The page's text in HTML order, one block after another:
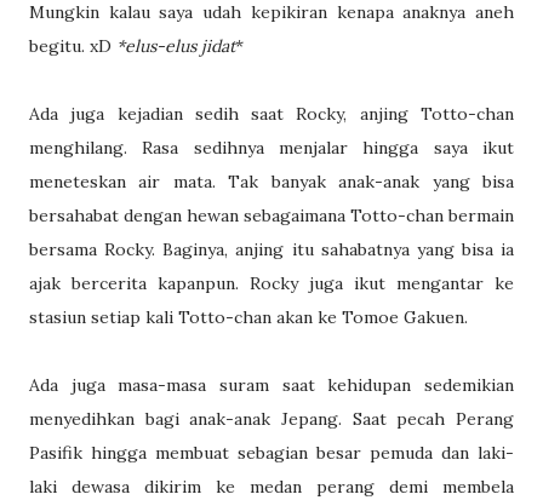
Mungkin kalau saya udah kepikiran kenapa anaknya aneh
begitu. xD *elus-elus jidat*
Ada juga kejadian sedih saat Rocky, anjing Totto-chan
menghilang. Rasa sedihnya menjalar hingga saya ikut
meneteskan air mata. Tak banyak anak-anak yang bisa
bersahabat dengan hewan sebagaimana Totto-chan bermain
bersama Rocky. Baginya, anjing itu sahabatnya yang bisa ia
ajak bercerita kapanpun. Rocky juga ikut mengantar ke
stasiun setiap kali Totto-chan akan ke Tomoe Gakuen.
Ada juga masa-masa suram saat kehidupan sedemikian
menyedihkan bagi anak-anak Jepang. Saat pecah Perang
Pasifik hingga membuat sebagian besar pemuda dan laki-
laki dewasa dikirim ke medan perang demi membela